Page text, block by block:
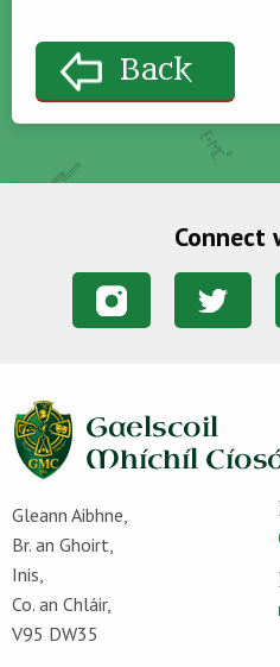
Back
Connect
Gleann Aibhne,
Br. an Ghoirt,
Inis,
Co. an Chláir,
V95 DW35